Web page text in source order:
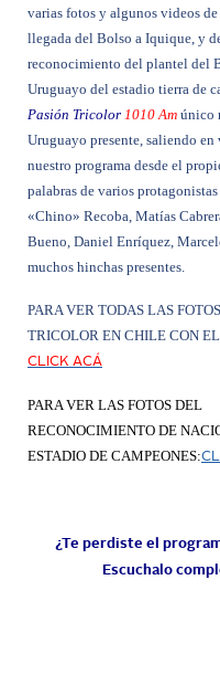
varias fotos y algunos videos
llegada del Bolso a Iquique, y
reconocimiento del plantel del
Uruguayo del estadio tierra de
Pasión Tricolor 1010 Am único
Uruguayo presente, saliendo
nuestro programa desde el
palabras de varios
«Chino» Recoba, Matías
Bueno, Daniel Enríquez,
muchos hinchas presentes.
PARA VER TODAS LAS
TRICOLOR EN CHILE CON
CLICK ACÁ
PARA VER LAS FOTOS DEL
RECONOCIMIENTO DE
ESTADIO DE CAMPEONES:
¿Te perdiste el
Escuchalo